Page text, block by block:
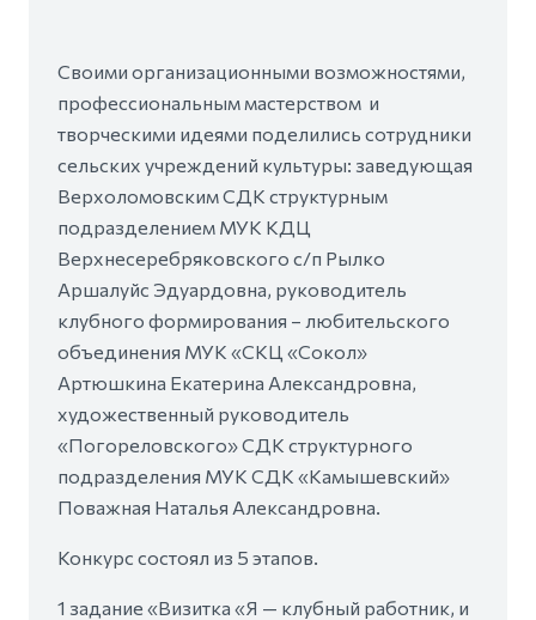
Своими организационными возможностями,
профессиональным мастерством и
творческими идеями поделились сотрудники
сельских учреждений культуры: заведующая
Верхоломовским СДК структурным
подразделением МУК КДЦ
Верхнесеребряковского с/п Рылко
Аршалуйс Эдуардовна, руководитель
клубного формирования – любительского
объединения МУК «СКЦ «Сокол»
Артюшкина Екатерина Александровна,
художественный руководитель
«Погореловского» СДК структурного
подразделения МУК СДК «Камышевский»
Поважная Наталья Александровна.
Конкурс состоял из 5 этапов.
1 задание «Визитка «Я — клубный работник, и